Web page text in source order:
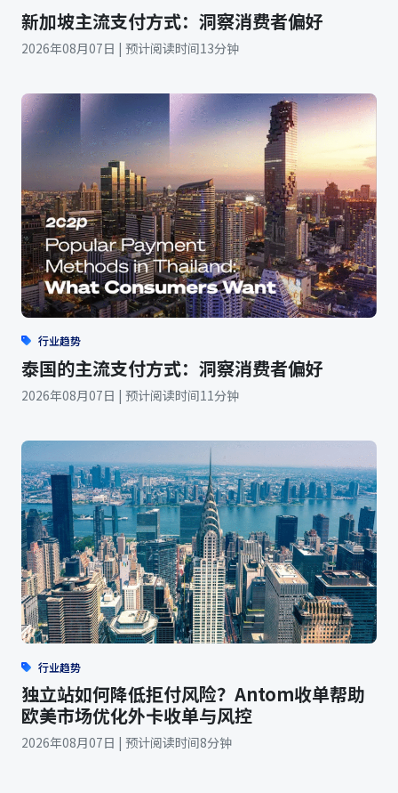
新加坡主流支付方式：洞察消费者偏好
2026年08月07日 | 预计阅读时间13分钟
行业趋势
泰国的主流支付方式：洞察消费者偏好
2026年08月07日 | 预计阅读时间11分钟
行业趋势
独立站如何降低拒付风险？Antom收单帮助
欧美市场优化外卡收单与风控
2026年08月07日 | 预计阅读时间8分钟